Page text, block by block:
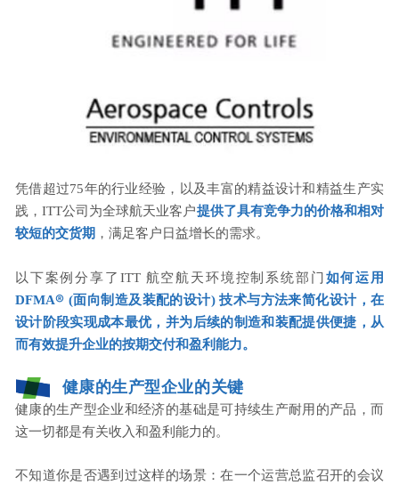
凭借超过75年的行业经验，以及丰富的精益设计和精益生产实
践，ITT公司为全球航天业客户提供了具有竞争力的价格和相对
较短的交货期 ，满足客户日益增长的需求。
以下案例分享了ITT 航空航天环境控制系统部门 如何运用
DFMA® (面向制造及装配的设计) 技术与方法来简化设计，在
设计阶段实现成本最优，并为后续的制造和装配提供便捷，从
而有效提升企业的按期交付和盈利能力。
健康的生产型企业的关键
健康的生产型企业和经济的基础是可持续生产耐用的产品，而
这一切都是有关收入和盈利能力的。
不知道你是否遇到过这样的场景：在一个运营总监召开的会议